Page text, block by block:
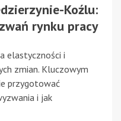
Koźlu:
rynku pracy
elastyczności i
zmian. Kluczowym
przygotować
i jak